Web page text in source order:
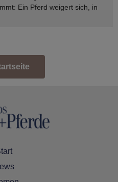
Ein Pferd weigert sich, in